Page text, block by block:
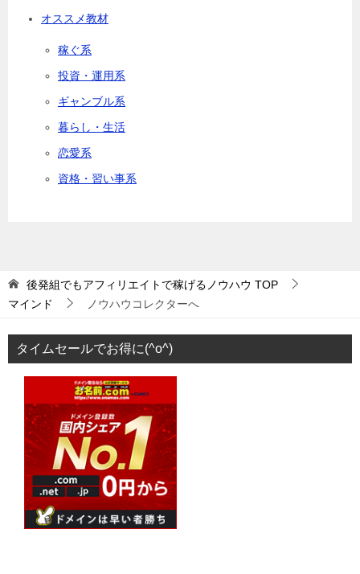
オススメ教材
稼ぐ系
投資・運用系
ギャンブル系
暮らし・生活
恋愛系
資格・習い事系
後発組でもアフィリエイトで稼げるノウハウ TOP
マインド
ノウハウコレクターへ
タイムセールでお得に(^o^)